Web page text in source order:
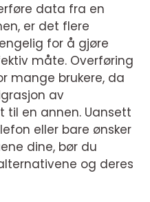
data fra en
er det flere
for å gjøre
måte. Overføring
mange brukere, da
av
til en annen. Uansett
eller bare ønsker
dine, bør du
og deres